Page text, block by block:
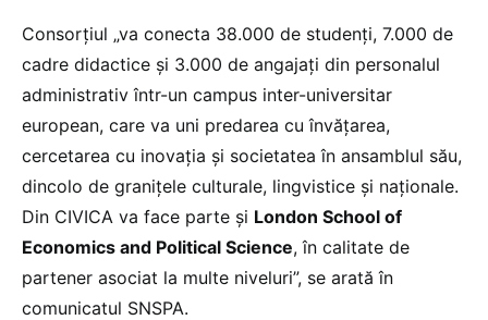
Consorțiul „va conecta 38.000 de studenți, 7.000 de
cadre didactice și 3.000 de angajați din personalul
administrativ într-un campus inter-universitar
european, care va uni predarea cu învățarea,
cercetarea cu inovația și societatea în ansamblul său,
dincolo de granițele culturale, lingvistice și naționale.
Din CIVICA va face parte și London School of
Economics and Political Science, în calitate de
partener asociat la multe niveluri”, se arată în
comunicatul SNSPA.